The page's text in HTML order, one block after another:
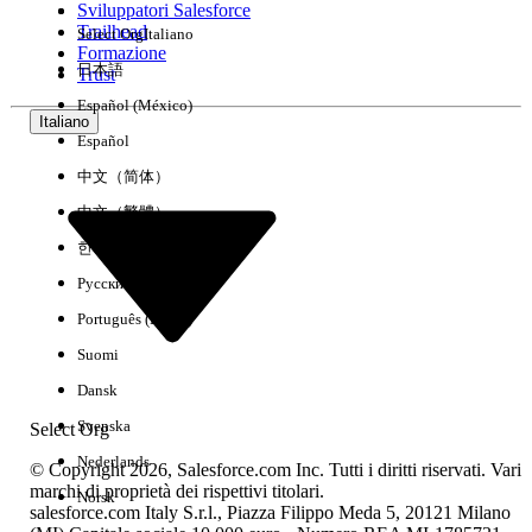
Esperienza
Nessun risultato
Sviluppatori Salesforce
Trailhead
Formazione
Trust
Italiano
Select Org
Select OrgItaliano
日本語
Español (México)
Español
中文（简体）
中文（繁體）
한국어
Русский
Português (Brasil)
Suomi
Dansk
Svenska
Nederlands
Norsk
© Copyright 2026, Salesforce.com Inc. Tutti i diritti riservati. Vari
marchi di proprietà dei rispettivi titolari.
salesforce.com Italy S.r.l., Piazza Filippo Meda 5, 20121 Milano